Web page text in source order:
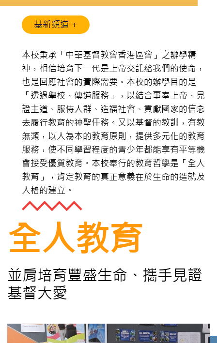
基新頻道 +
本校秉承「中華基督教會香港區會」之辦學精
神，相信培育下一代是上帝交託給我們的使命，
也是回應社會的實際需要。本校的辦學目的是
「透過學校、傳道服務」，以結合事奉上帝、見
證主道、服侍人群、造福社會、貢獻國家的信念
去履行教育的神聖任務。又以基督的教訓，有教
無類，以人為本的教育原則，提供多元化的教育
服務，使不同學習程度的青少年都能享有平等機
會接受優質教育。本校奉行的教育哲學是「全人
教育」，肯定教育的真正意義在於生命的造就及
人格的建立。
全人教育
並肩培育豐盛生命、攜手見證
基督大愛